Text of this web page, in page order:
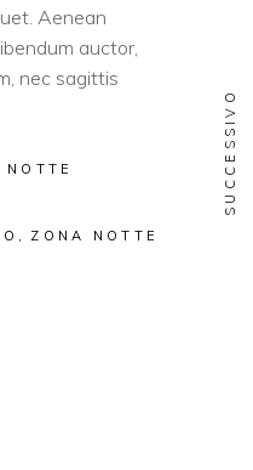
Aenean
auctor,
nec sagittis
NOTTE
ZONA NOTTE
SUCCESSIVO